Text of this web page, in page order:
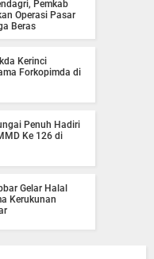
Pemkab
Operasi Pasar
Beras
Kerinci
Forkopimda di
Penuh Hadiri
Ke 126 di
Gelar Halal
Kerukunan